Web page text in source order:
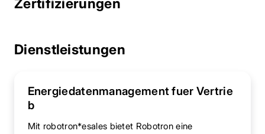
Zertifizierungen
Dienstleistungen
Energiedatenmanagement fuer Vertrie
b
Mit robotron*esales bietet Robotron eine